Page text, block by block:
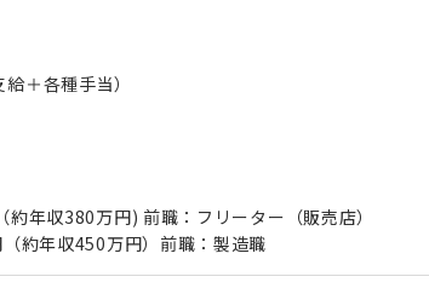
＋各種手当）
年収380万円) 前職：フリーター（販売店）
約年収450万円）前職：製造職